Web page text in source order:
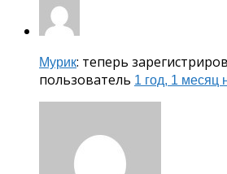
Мурик: теперь
пользователь 1 год, 1 месяц